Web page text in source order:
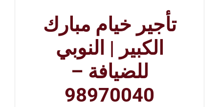
تأجير خيام مبارك
الكبير | النوبي
للضيافة –
98970040